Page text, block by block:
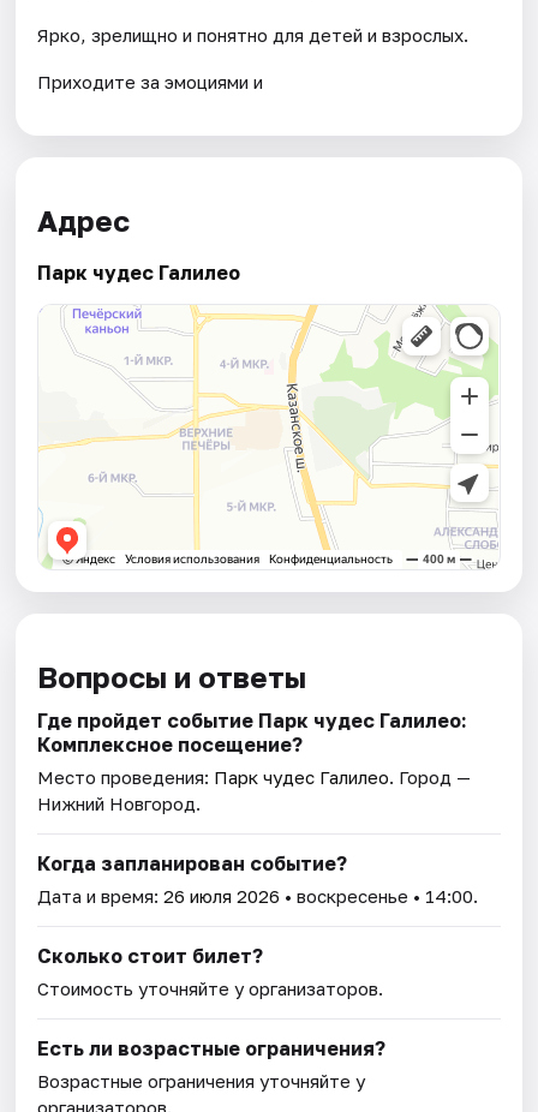
Ярко, зрелищно и понятно для детей и взрослых.
Приходите за эмоциями и
Адрес
Парк чудес Галилео
Вопросы и ответы
Где пройдет событие Парк чудес Галилео:
Комплексное посещение?
Место проведения: Парк чудес Галилео. Город —
Нижний Новгород.
Когда запланирован событие?
Дата и время:26 июля 2026 • воскресенье • 14:00.
Сколько стоит билет?
Стоимость уточняйте у организаторов.
Есть ли возрастные ограничения?
Возрастные ограничения уточняйте у
организаторов.